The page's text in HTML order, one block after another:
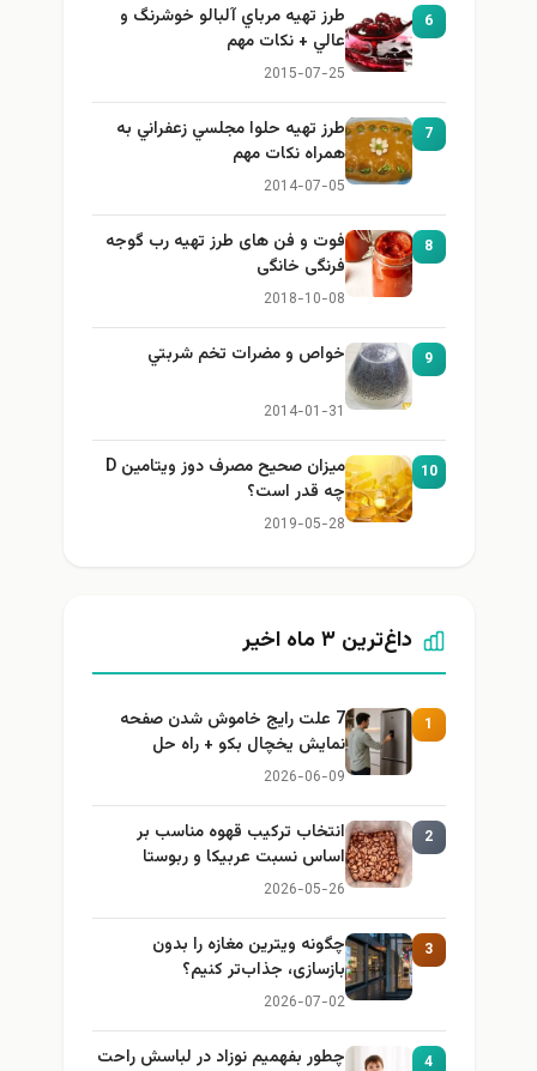
6
طرز تهيه مرباي آلبالو خوشرنگ و
عالي + نكات مهم
2015-07-25
7
طرز تهيه حلوا مجلسي زعفراني به
همراه نكات مهم
2014-07-05
8
فوت و فن های طرز تهیه رب گوجه
فرنگی خانگی
2018-10-08
9 خواص و مضرات تخم شربتي
2014-01-31
10
میزان صحیح مصرف دوز ویتامین D
چه قدر است؟
2019-05-28
داغ‌ترین ۳ ماه اخیر
1
7 علت رایج خاموش شدن صفحه
نمایش یخچال بکو + راه حل
2026-06-09
2
انتخاب ترکیب قهوه مناسب بر
اساس نسبت عربیکا و ربوستا
2026-05-26
3
چگونه ویترین مغازه را بدون
بازسازی، جذاب‌تر کنیم؟
2026-07-02
4
چطور بفهمیم نوزاد در لباسش راحت